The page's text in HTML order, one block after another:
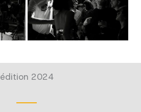
édition 2024